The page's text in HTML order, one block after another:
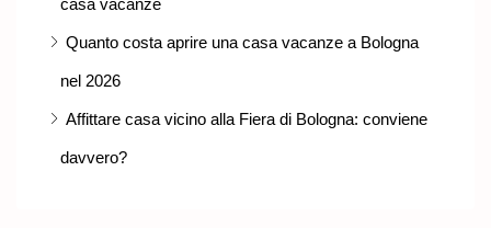
Quanto costa aprire una casa vacanze a Bologna
nel 2026
Affittare casa vicino alla Fiera di Bologna: conviene
davvero?